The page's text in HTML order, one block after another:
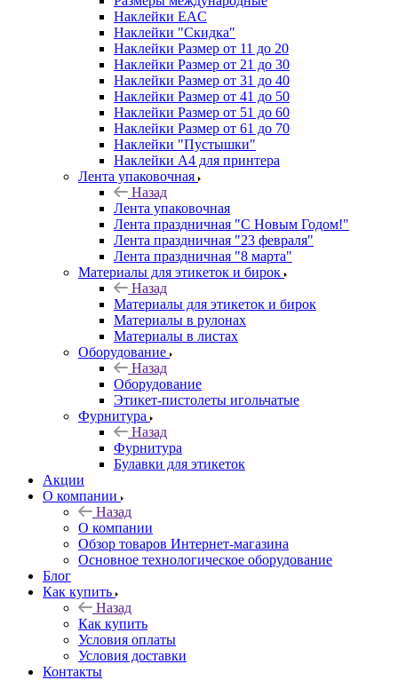
Наклейки EAC
Наклейки "Скидка"
Наклейки Размер от 11 до 20
Наклейки Размер от 21 до 30
Наклейки Размер от 31 до 40
Наклейки Размер от 41 до 50
Наклейки Размер от 51 до 60
Наклейки Размер от 61 до 70
Наклейки "Пустышки"
Наклейки А4 для принтера
Лента упаковочная
Назад
Лента упаковочная
Лента праздничная "С Новым Годом!"
Лента праздничная "23 февраля"
Лента праздничная "8 марта"
Материалы для этикеток и бирок
Назад
Материалы для этикеток и бирок
Материалы в рулонах
Материалы в листах
Оборудование
Назад
Оборудование
Этикет-пистолеты игольчатые
Фурнитура
Назад
Фурнитура
Булавки для этикеток
Акции
О компании
Назад
О компании
Обзор товаров Интернет-магазина
Основное технологическое оборудование
Блог
Как купить
Назад
Как купить
Условия оплаты
Условия доставки
Контакты